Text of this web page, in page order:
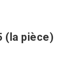
(la pièce)